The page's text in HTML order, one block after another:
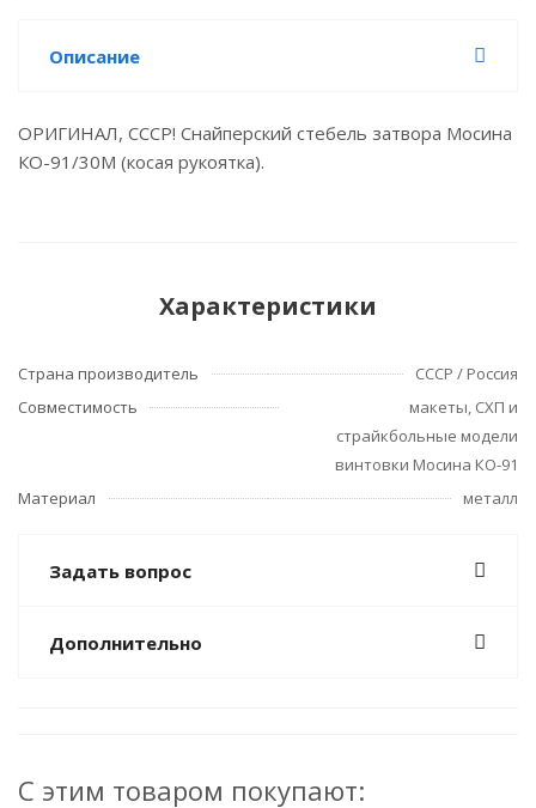
Описание
ОРИГИНАЛ, СССР! Снайперский стебель затвора Мосина
КО-91/30М (косая рукоятка).
Характеристики
Страна производитель
СССР / Россия
Совместимость
макеты, СХП и
страйкбольные модели
винтовки Мосина КО-91
Материал
металл
Задать вопрос
Дополнительно
С этим товаром покупают: